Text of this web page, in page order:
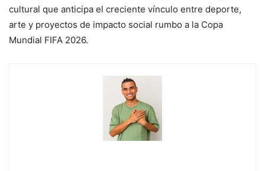
cultural que anticipa el creciente vínculo entre deporte,
arte y proyectos de impacto social rumbo a la Copa
Mundial FIFA 2026.